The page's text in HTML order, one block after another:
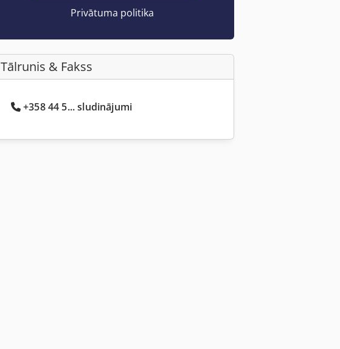
Privātuma politika
Tālrunis & Fakss
+358 44 5... sludinājumi